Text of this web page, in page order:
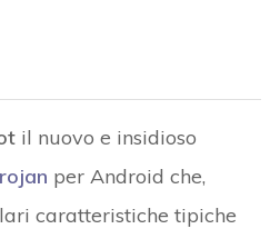
il nuovo e insidioso
per Android che,
caratteristiche tipiche